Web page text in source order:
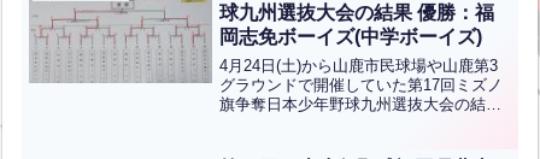
球九州選抜大会の結果 優勝：福
岡志免ボーイズ(中学ボーイズ)
4月24日(土)から山鹿市民球場や山鹿第3
グラウンドで開催していた第17回ミズノ
旗争奪日本少年野球九州選抜大会の結果